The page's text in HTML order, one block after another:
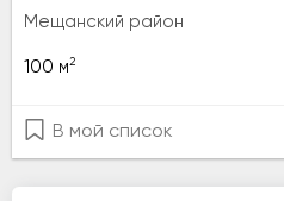
Мещанский район
100 м2
В мой список